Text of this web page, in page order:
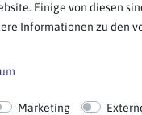
Einige von diesen
Informationen zu den
Marketing